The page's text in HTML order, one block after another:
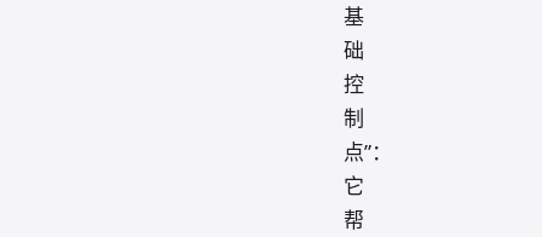
基
础
控
制
点”：
它
帮